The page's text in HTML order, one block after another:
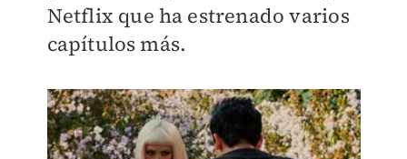
Netflix que ha estrenado varios
capítulos más.